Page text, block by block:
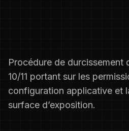
Procédure de durcissement
10/11 portant sur les
configuration applicative et
surface d’exposition.